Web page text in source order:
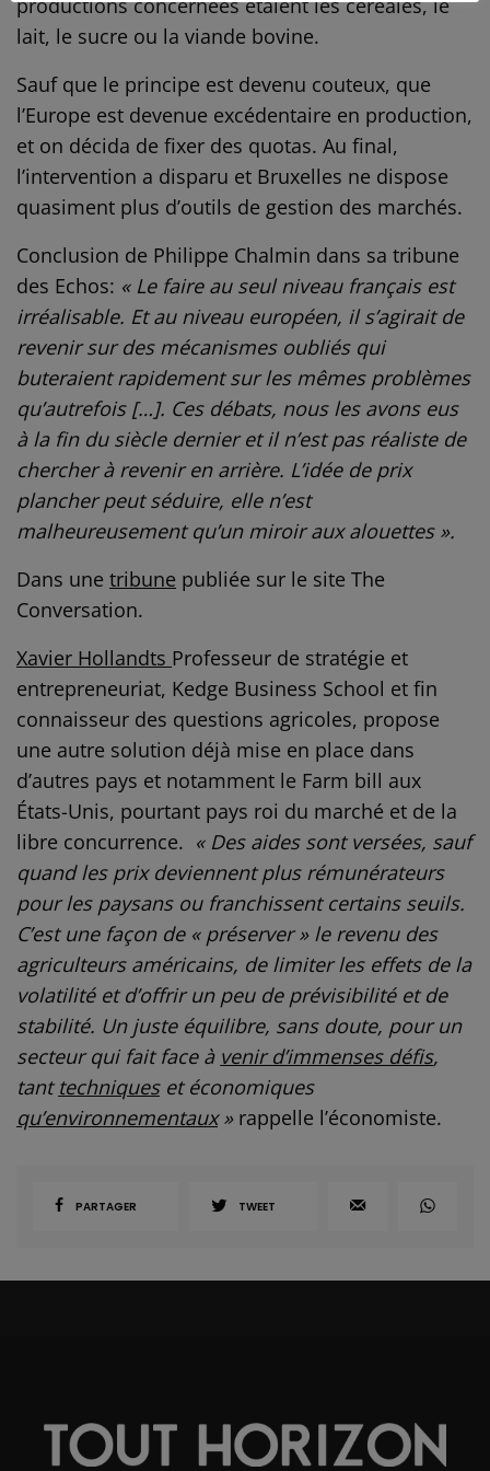
productions concernées étaient les céréales, le
lait, le sucre ou la viande bovine.
Sauf que le principe est devenu couteux, que
l’Europe est devenue excédentaire en production,
et on décida de fixer des quotas. Au final,
l’intervention a disparu et Bruxelles ne dispose
quasiment plus d’outils de gestion des marchés.
Conclusion de Philippe Chalmin dans sa tribune
des Echos: « Le faire au seul niveau français est
irréalisable. Et au niveau européen, il s’agirait de
revenir sur des mécanismes oubliés qui
buteraient rapidement sur les mêmes problèmes
qu’autrefois […]. Ces débats, nous les avons eus
à la fin du siècle dernier et il n’est pas réaliste de
chercher à revenir en arrière. L’idée de prix
plancher peut séduire, elle n’est
malheureusement qu’un miroir aux alouettes ».
Dans unetribune publiée sur le site The
Conversation.
Xavier Hollandts Professeur de stratégie et
entrepreneuriat, Kedge Business School et fin
connaisseur des questions agricoles, propose
une autre solution déjà mise en place dans
d’autres pays et notamment le Farm bill aux
États-Unis, pourtant pays roi du marché et de la
libre concurrence. « Des aides sont versées, sauf
quand les prix deviennent plus rémunérateurs
pour les paysans ou franchissent certains seuils.
C’est une façon de « préserver » le revenu des
agriculteurs américains, de limiter les effets de la
volatilité et d’offrir un peu de prévisibilité et de
stabilité. Un juste équilibre, sans doute, pour un
secteur qui fait face à venir d’immenses défis,
tant techniqueset économiques
qu’environnementaux»rappelle l’économiste.
PARTAGER TWEET